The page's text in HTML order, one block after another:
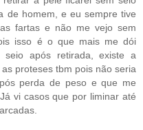
de homem, e eu sempre tive
fartas e não me vejo sem
isso é o que mais me dói
seio após retirada, existe a
proteses tbm pois não seria
perda de peso e que me
vi casos que por liminar até